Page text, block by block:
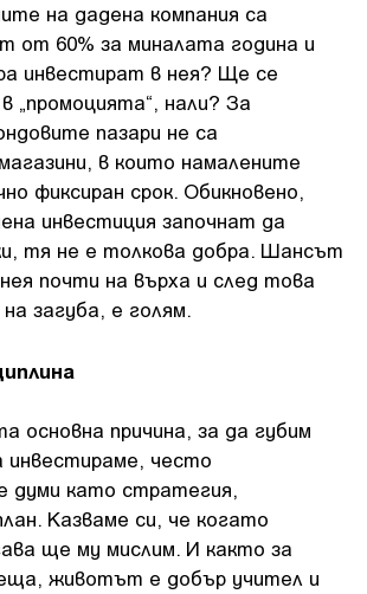
на дадена компания са
от 60% за миналата година и
инвестират в нея? Ще се
„промоцията“, нали? За
пазари не са
в които намалените
фиксиран срок. Обикновено,
инвестиция започнат да
тя не е толкова добра. Шансът
почти на върха и след това
загуба, е голям.
основна причина, за да губим
инвестираме, често
думи като стратегия,
Казваме си, че когато
ще му мислим. И както за
животът е добър учител и